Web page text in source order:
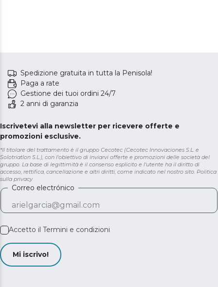
Spedizione gratuita in tutta la Penisola!
Paga a rate
Gestione dei tuoi ordini 24/7
2 anni di garanzia
Iscrivetevi alla newsletter per ricevere offerte e
promozioni esclusive.
*Il titolare del trattamento è il gruppo Cecotec (Cecotec Innovaciones S.L. e
Solotriatlon S.L.), con l'obiettivo di inviarvi offerte e promozioni delle società del
gruppo. La base di legittimità è il consenso esplicito e l'utente ha il diritto di
accesso, rettifica, cancellazione e altri diritti, come indicato nel nostro sito. Politica
sulla privacy
Correo electrónico
Accetto il Termini e condizioni
Mi iscrivo!